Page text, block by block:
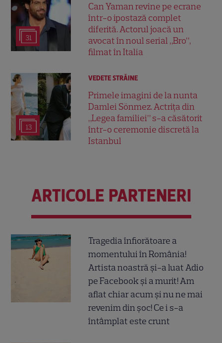
31
Can Yaman revine pe ecrane
într-o ipostază complet
diferită. Actorul joacă un
avocat în noul serial „Bro”,
filmat în Italia
13
VEDETE STRĂINE
Primele imagini de la nunta
Damlei Sönmez. Actrița din
„Legea familiei” s-a căsătorit
într-o ceremonie discretă la
Istanbul
ARTICOLE PARTENERI
Tragedia înfiorătoare a
momentului în România!
Artista noastră și-a luat Adio
pe Facebook și a murit! Am
aflat chiar acum și nu ne mai
revenim din șoc! Ce i s-a
întâmplat este crunt